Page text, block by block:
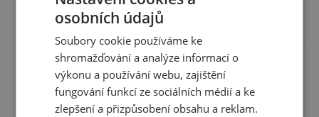
bílkoviny
0,04 g
Recenze Produkt zatím nikdo nehodnotil
Máte s produktem zkušenost? Napište recenzi a
pomozte tak ostatním zákazníkům s rozhodováním.
Děkujeme :-)
osobních údajů
Soubory cookie používáme ke
shromažďování a analýze informací o
výkonu a používání webu, zajištění
fungování funkcí ze sociálních médií a ke
zlepšení a přizpůsobení obsahu a reklam.